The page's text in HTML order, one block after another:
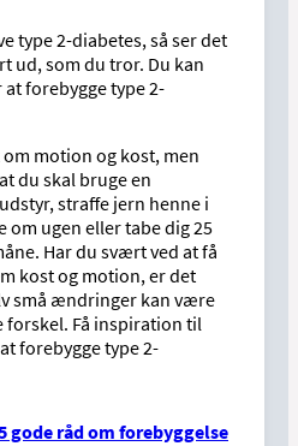
type 2-diabetes, så ser det
ud, som du tror. Du kan
forebygge type 2-
motion og kost, men
du skal bruge en
straffe jern henne i
om ugen eller tabe dig 25
Har du svært ved at få
kost og motion, er det
små ændringer kan være
forskel. Få inspiration til
forebygge type 2-
gode råd om forebyggelse